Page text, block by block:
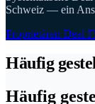
Schweiz — ein
Proprietären Deal
Häufig
Häufig